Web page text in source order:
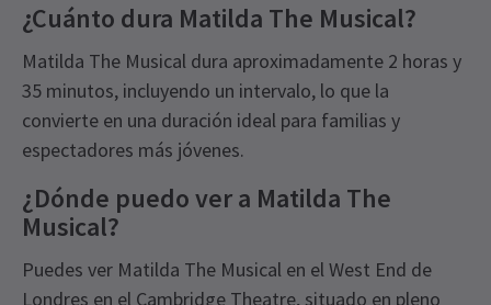
¿Cuánto dura Matilda The Musical?
Matilda The Musical dura aproximadamente 2 horas y
35 minutos, incluyendo un intervalo, lo que la
convierte en una duración ideal para familias y
espectadores más jóvenes.
¿Dónde puedo ver a Matilda The
Musical?
Puedes ver Matilda The Musical en el West End de
Londres en el Cambridge Theatre, situado en pleno